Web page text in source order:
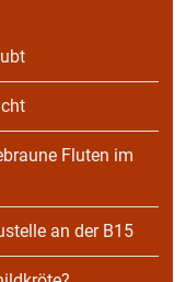
Fluten im
an der B15